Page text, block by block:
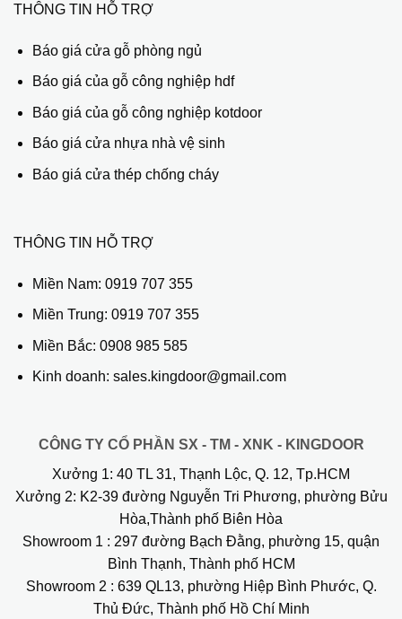
THÔNG TIN HỖ TRỢ
Báo giá cửa gỗ phòng ngủ
Báo giá của gỗ công nghiệp hdf
Báo giá của gỗ công nghiệp kotdoor
Báo giá cửa nhựa nhà vệ sinh
Báo giá cửa thép chống cháy
THÔNG TIN HỖ TRỢ
Miền Nam: 0919 707 355
Miền Trung: 0919 707 355
Miền Bắc: 0908 985 585
Kinh doanh: sales.kingdoor@gmail.com
CÔNG TY CỔ PHẦN SX - TM - XNK - KINGDOOR
Xưởng 1: 40 TL 31, Thạnh Lộc, Q. 12, Tp.HCM
Xưởng 2: K2-39 đường Nguyễn Tri Phương, phường Bửu
Hòa,Thành phố Biên Hòa
Showroom 1 : 297 đường Bạch Đằng, phường 15, quận
Bình Thạnh, Thành phố HCM
Showroom 2 : 639 QL13, phường Hiệp Bình Phước, Q.
Thủ Đức, Thành phố Hồ Chí Minh